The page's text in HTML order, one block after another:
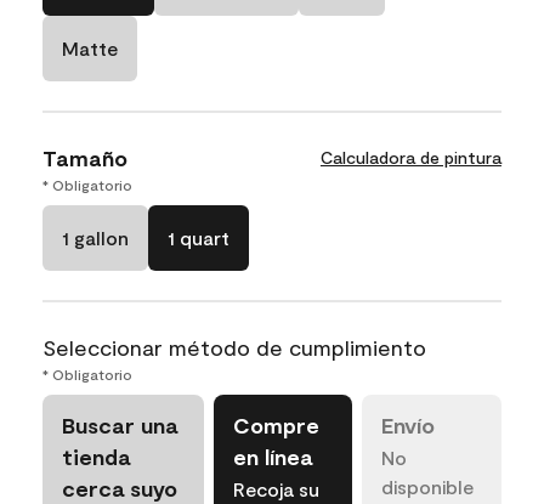
Matte
Tamaño Calculadora de pintura
* Obligatorio
1 gallon 1 quart
Seleccionar método de cumplimiento
* Obligatorio
Buscar una
tienda
cerca suyo
Compre
en línea
Recoja su
Envío
No
disponible